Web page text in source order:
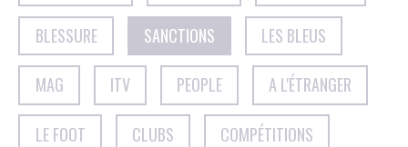
BLESSURE SANCTIONS LES BLEUS
MAG ITV PEOPLE A L'ÉTRANGER
LE FOOT CLUBS COMPÉTITIONS